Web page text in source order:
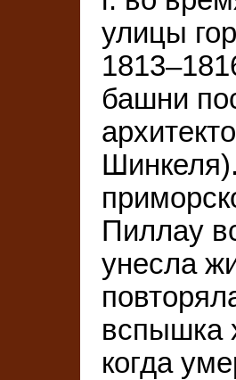
улицы
башни
Пиллау
унесла
вспышка
когда